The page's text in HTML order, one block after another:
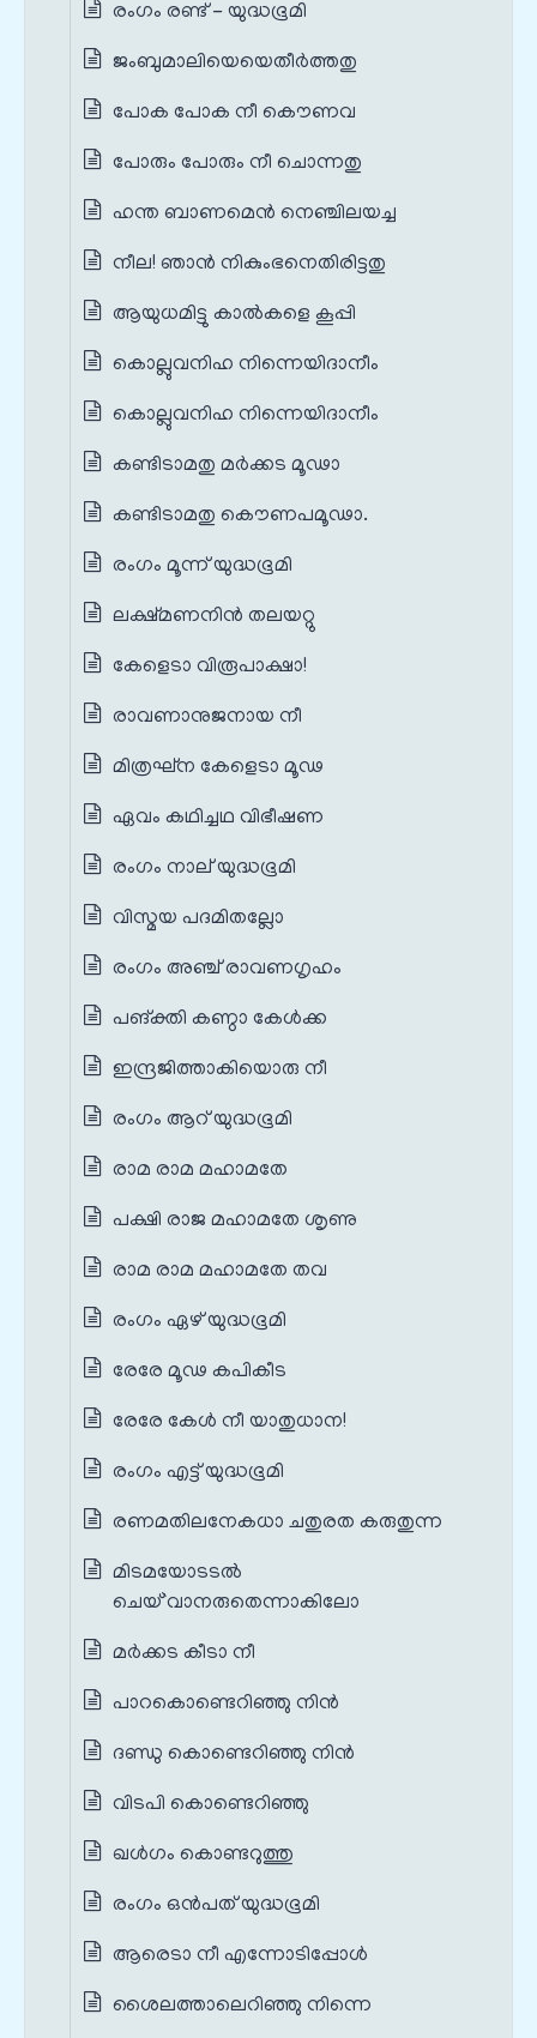
രംഗം രണ്ട് - യുദ്ധഭൂമി
ജംബുമാലിയെയെതീര്‍ത്തതു
പോക പോക നീ കൌണവ
പോരും പോരും നീ ചൊന്നതു
ഹന്ത ബാണമെൻ നെഞ്ചിലയച്ച
നീല! ഞാന്‍ നികുംഭനെതിരിട്ടതു
ആയുധമിട്ടു കാല്‍കളെ കൂപ്പി
കൊല്ലുവനിഹ നിന്നെയിദാനീം
കൊല്ലുവനിഹ നിന്നെയിദാനീം
കണ്ടിടാമതു മര്‍ക്കട മൂഢാ
കണ്ടിടാമതു കൌണപമൂഢാ.
രംഗം മൂന്ന് യുദ്ധഭൂമി
ലക്ഷ്മണനിന്‍ തലയറ്റു
കേളെടാ വിരൂപാക്ഷാ!
രാവണാനുജനായ നീ
മിത്രഘ്ന കേളെടാ മൂഢ
ഏവം കഥിച്ചഥ വിഭീഷണ
രംഗം നാല് യുദ്ധഭൂമി
വിസ്മയ പദമിതല്ലോ
രംഗം അഞ്ച് രാവണഗൃഹം
പങ്‌ക്തി കണ്ഠാ കേള്‍ക്ക
ഇന്ദ്രജിത്താകിയൊരു നീ
രംഗം ആറ് യുദ്ധഭൂമി
രാമ രാമ മഹാമതേ
പക്ഷി രാജ മഹാമതേ ശൃണു
രാമ രാമ മഹാമതേ തവ
രംഗം ഏഴ് യുദ്ധഭൂമി
രേരേ മൂഢ കപികീട
രേരേ കേൾ നീ യാതുധാന!
രംഗം എട്ട് യുദ്ധഭൂമി
രണമതിലനേകധാ ചതുരത കരുതുന്ന
മിടമയോടടൽ
ചെയ്`വാനരുതെന്നാകിലോ
മര്‍ക്കട കീടാ നീ
പാറകൊണ്ടെറിഞ്ഞു നിന്‍
ദണ്ഡു കൊണ്ടെറിഞ്ഞു നിന്‍
വിടപി കൊണ്ടെറിഞ്ഞു
ഖള്‍ഗം കൊണ്ടറുത്തു
രംഗം ഒൻപത് യുദ്ധഭൂമി
ആരെടാ നീ എന്നോടിപ്പോൾ
ശൈലത്താലെറിഞ്ഞു നിന്നെ